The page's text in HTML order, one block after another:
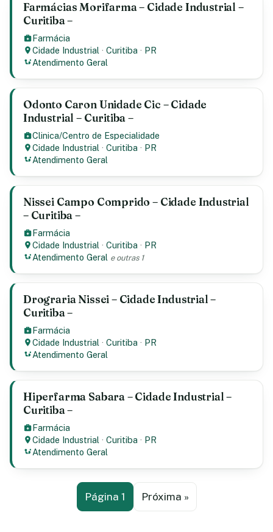
Farmácias Morifarma – Cidade Industrial –
Curitiba –
Farmácia
Cidade Industrial ·Curitiba · PR
Atendimento Geral
Odonto Caron Unidade Cic – Cidade
Industrial – Curitiba –
Clinica/Centro de Especialidade
Cidade Industrial ·Curitiba · PR
Atendimento Geral
Nissei Campo Comprido – Cidade Industrial
– Curitiba –
Farmácia
Cidade Industrial ·Curitiba · PR
Atendimento Geral e outras 1
Drograria Nissei – Cidade Industrial –
Curitiba –
Farmácia
Cidade Industrial ·Curitiba · PR
Atendimento Geral
Hiperfarma Sabara – Cidade Industrial –
Curitiba –
Farmácia
Cidade Industrial ·Curitiba · PR
Atendimento Geral
Página 1 Próxima »